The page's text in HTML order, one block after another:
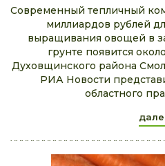
Современный тепличный
миллиардов рублей
выращивания овощей в
грунте появится
Духовщинского района
РИА Новости
областного